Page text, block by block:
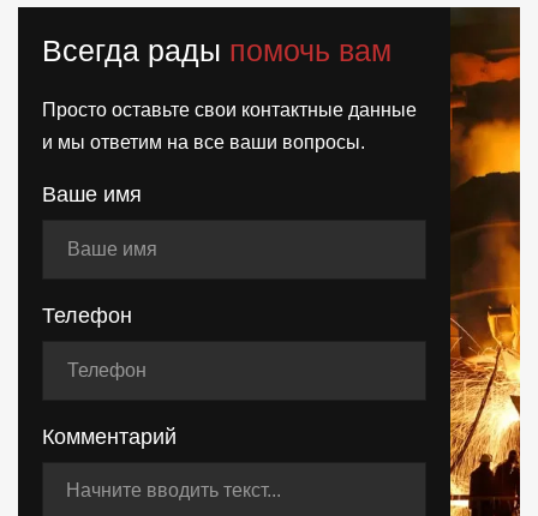
Всегда рады помочь вам
Просто оставьте свои контактные данные
и мы ответим на все ваши вопросы.
Ваше имя
Телефон
Комментарий